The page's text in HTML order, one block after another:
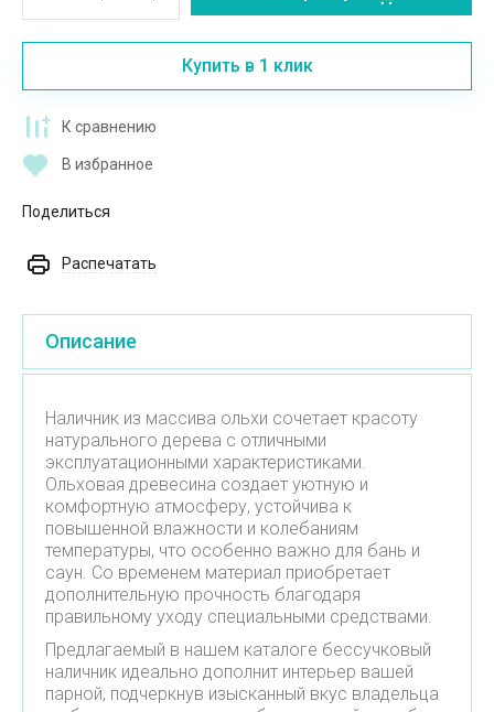
Купить в 1 клик
К сравнению
В избранное
Поделиться
Распечатать
Описание
Наличник из массива ольхи сочетает красоту
натурального дерева с отличными
эксплуатационными характеристиками.
Ольховая древесина создает уютную и
комфортную атмосферу, устойчива к
повышенной влажности и колебаниям
температуры, что особенно важно для бань и
саун. Со временем материал приобретает
дополнительную прочность благодаря
правильному уходу специальными средствами.
Предлагаемый в нашем каталоге бессучковый
наличник идеально дополнит интерьер вашей
парной, подчеркнув изысканный вкус владельца